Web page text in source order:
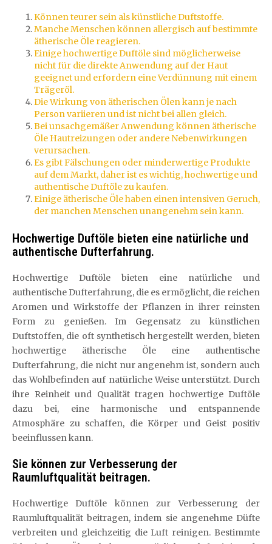
Können teurer sein als künstliche Duftstoffe.
Manche Menschen können allergisch auf bestimmte
ätherische Öle reagieren.
Einige hochwertige Duftöle sind möglicherweise
nicht für die direkte Anwendung auf der Haut
geeignet und erfordern eine Verdünnung mit einem
Trägeröl.
Die Wirkung von ätherischen Ölen kann je nach
Person variieren und ist nicht bei allen gleich.
Bei unsachgemäßer Anwendung können ätherische
Öle Hautreizungen oder andere Nebenwirkungen
verursachen.
Es gibt Fälschungen oder minderwertige Produkte
auf dem Markt, daher ist es wichtig, hochwertige und
authentische Duftöle zu kaufen.
Einige ätherische Öle haben einen intensiven Geruch,
der manchen Menschen unangenehm sein kann.
Hochwertige Duftöle bieten eine natürliche und
authentische Dufterfahrung.
Hochwertige Duftöle bieten eine natürliche und
authentische Dufterfahrung, die es ermöglicht, die reichen
Aromen und Wirkstoffe der Pflanzen in ihrer reinsten
Form zu genießen. Im Gegensatz zu künstlichen
Duftstoffen, die oft synthetisch hergestellt werden, bieten
hochwertige ätherische Öle eine authentische
Dufterfahrung, die nicht nur angenehm ist, sondern auch
das Wohlbefinden auf natürliche Weise unterstützt. Durch
ihre Reinheit und Qualität tragen hochwertige Duftöle
dazu bei, eine harmonische und entspannende
Atmosphäre zu schaffen, die Körper und Geist positiv
beeinflussen kann.
Sie können zur Verbesserung der
Raumluftqualität beitragen.
Hochwertige Duftöle können zur Verbesserung der
Raumluftqualität beitragen, indem sie angenehme Düfte
verbreiten und gleichzeitig die Luft reinigen. Bestimmte